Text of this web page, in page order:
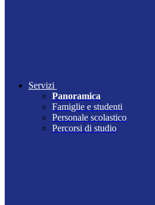
Servizi
Panoramica
Famiglie e studenti
Personale scolastico
Percorsi di studio